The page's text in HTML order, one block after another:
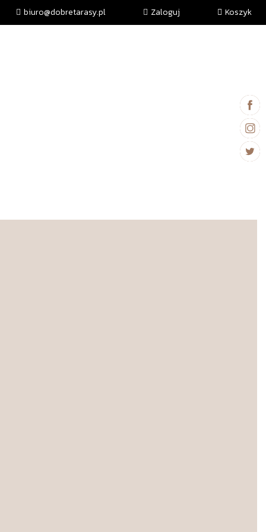
biuro@dobretarasy.pl Zaloguj Koszyk